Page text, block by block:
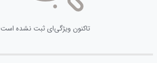
تاکنون ویژگی‌ای ثبت نشده است